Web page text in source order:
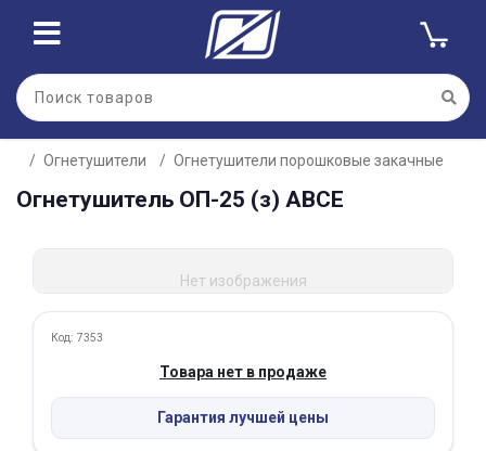
Огнетушители Огнетушители порошковые закачные
Огнетушитель ОП-25 (з) АВСЕ
Нет изображения
Код: 7353
Товара нет в продаже
Гарантия лучшей цены
Для клиентов всех банков
Разбейте
оплатуна части
без переплат
График платежей
Сегодня